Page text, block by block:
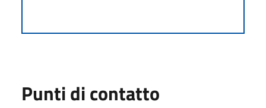
Punti di contatto